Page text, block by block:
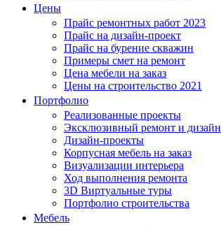
Цены
Прайс ремонтных работ 2023
Прайс на дизайн-проект
Прайс на бурение скважин
Примеры смет на ремонт
Цена мебели на заказ
Цены на строительство 2021
Портфолио
Реализованные проекты
Эксклюзивный ремонт и дизайн
Дизайн-проекты
Корпусная мебель на заказ
Визуализации интерьера
Ход выполнения ремонта
3D Виртуальные туры
Портфолио строительства
Мебель